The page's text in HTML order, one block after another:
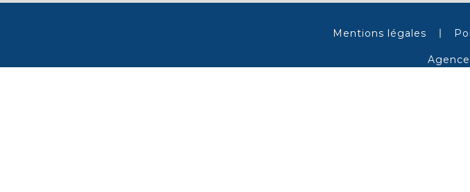
Mentions légales
Agence